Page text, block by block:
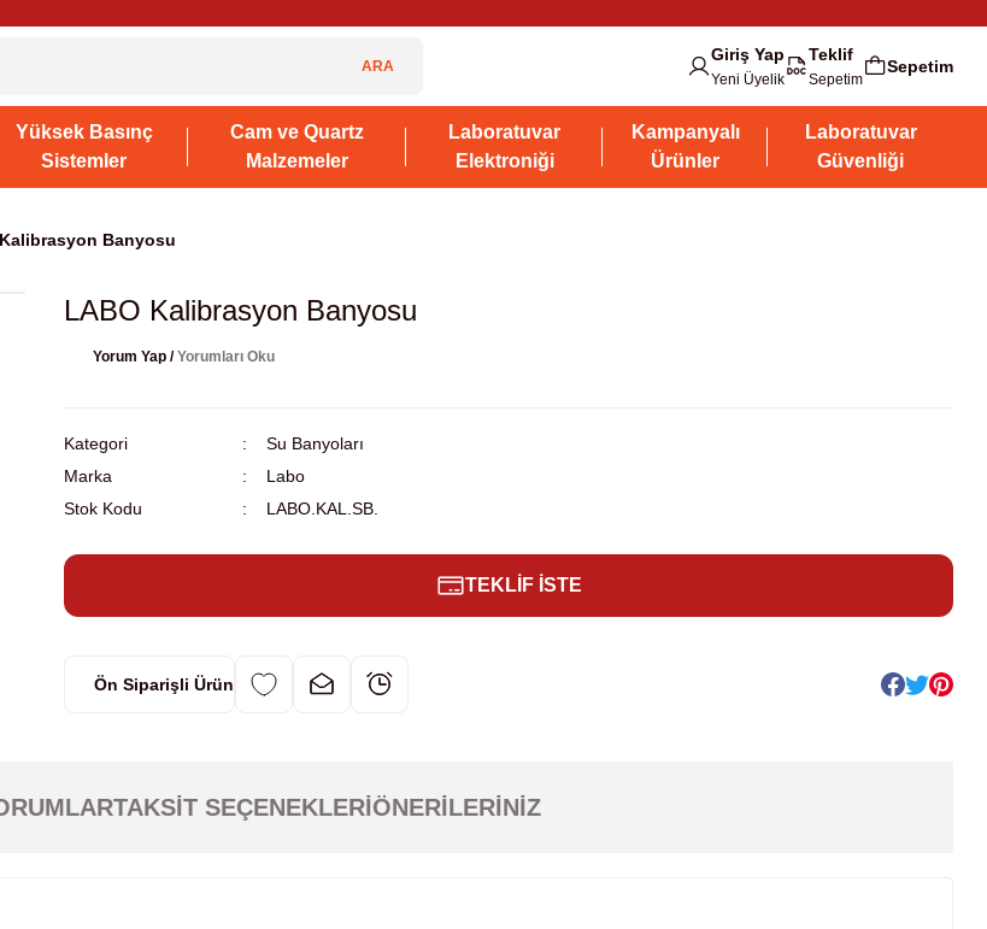
ARA
Giriş Yap
Yeni Üyelik
Teklif
Sepetim
Sepetim
Yüksek Basınç
Sistemler
Cam ve Quartz
Malzemeler
Laboratuvar
Elektroniği
Kampanyalı
Ürünler
Laboratuvar
Güvenliği
Banyosu
LABO Kalibrasyon Banyosu
Yorum Yap /Yorumları Oku
Kategori
Su Banyoları
Marka
Labo
Stok Kodu
LABO.KAL.SB.
TEKLİF İSTE
Ön Siparişli Ürün
TAKSIT SEÇENEKLERIÖNERILERINIZ